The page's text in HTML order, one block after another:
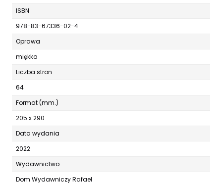
ISBN
978-83-67336-02-4
Oprawa
miękka
Liczba stron
64
Format (mm.)
205 x 290
Data wydania
2022
Wydawnictwo
Dom Wydawniczy Rafael